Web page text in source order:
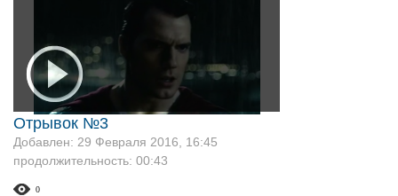
Отрывок №3
Добавлен: 29 Февраля 2016, 16:45
продолжительность: 00:43
0